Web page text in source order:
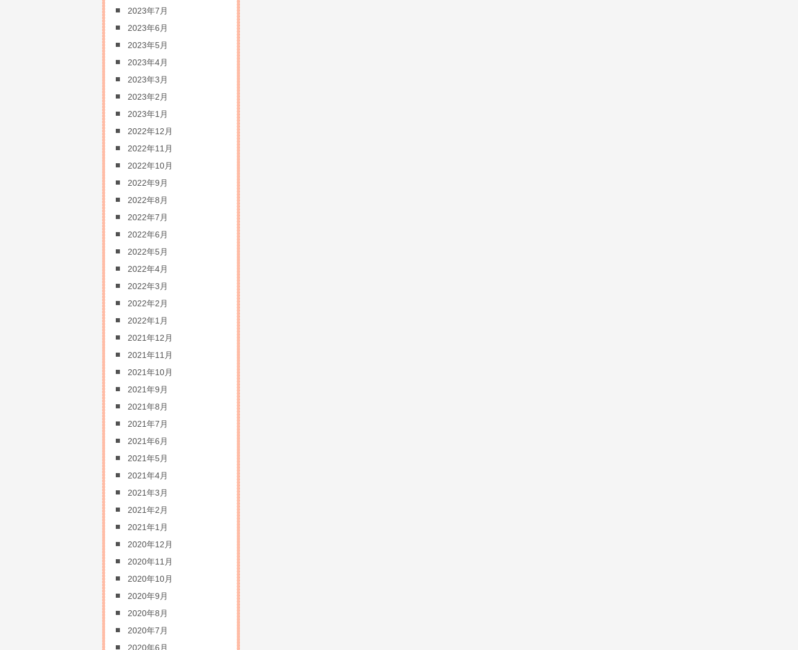
2023年7月
2023年6月
2023年5月
2023年4月
2023年3月
2023年2月
2023年1月
2022年12月
2022年11月
2022年10月
2022年9月
2022年8月
2022年7月
2022年6月
2022年5月
2022年4月
2022年3月
2022年2月
2022年1月
2021年12月
2021年11月
2021年10月
2021年9月
2021年8月
2021年7月
2021年6月
2021年5月
2021年4月
2021年3月
2021年2月
2021年1月
2020年12月
2020年11月
2020年10月
2020年9月
2020年8月
2020年7月
2020年6月